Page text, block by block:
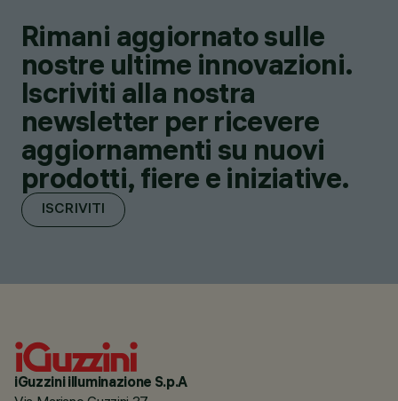
Rimani aggiornato sulle
nostre ultime innovazioni.
Iscriviti alla nostra
newsletter per ricevere
aggiornamenti su nuovi
prodotti, fiere e iniziative.
ISCRIVITI
iGuzzini illuminazione S.p.A